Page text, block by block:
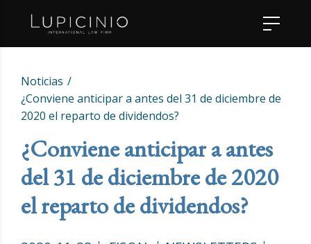
Noticias
¿Conviene anticipar a antes del 31 de diciembre de
2020 el reparto de dividendos?
¿Conviene anticipar a antes
del 31 de diciembre de 2020
el reparto de dividendos?